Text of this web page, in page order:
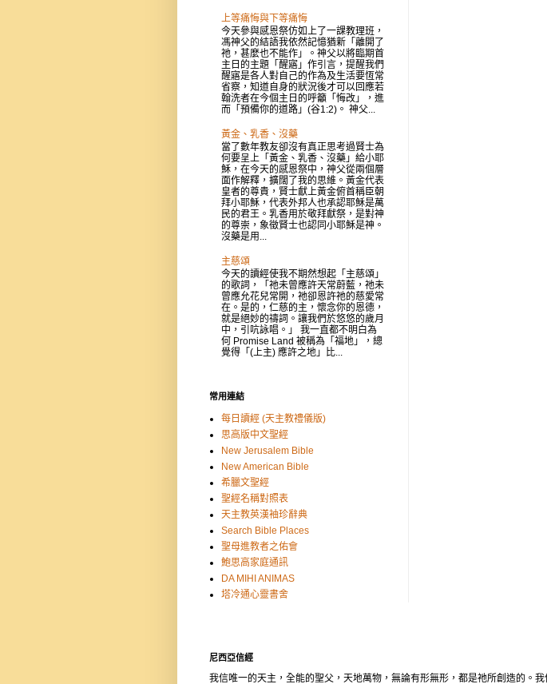
上等痛悔與下等痛悔
今天參與感恩祭仿如上了一課教理班，
馮神父的結語我依然記憶猶新「離開了
祂，甚麼也不能作」。神父以將臨期首
主日的主題「醒寤」作引言，提醒我們
醒寤是各人對自己的作為及生活要恆常
省察，知道自身的狀況後才可以回應若
翰洗者在今個主日的呼籲「悔改」，進
而「預備你的道路」(谷1:2)。 神父...
黃金、乳香、沒藥
當了數年教友卻沒有真正思考過賢士為
何要呈上「黃金、乳香、沒藥」給小耶
穌，在今天的感恩祭中，神父從兩個層
面作解釋，擴闊了我的思維。黃金代表
皇者的尊貴，賢士獻上黃金俯首稱臣朝
拜小耶穌，代表外邦人也承認耶穌是萬
民的君王。乳香用於敬拜獻祭，是對神
的尊崇，象徵賢士也認同小耶穌是神。
沒藥是用...
主慈頌
今天的讀經使我不期然想起「主慈頌」
的歌詞，「祂未曾應許天常蔚藍，祂未
曾應允花兒常開，祂卻恩許祂的慈愛常
在。是的，仁慈的主，懷念你的恩德，
就是絕妙的禱詞。讓我們於悠悠的歲月
中，引吭詠唱。」 我一直都不明白為
何 Promise Land 被稱為「福地」，總
覺得「(上主) 應許之地」比...
常用連結
每日讀經 (天主教禮儀版)
思高版中文聖經
New Jerusalem Bible
New American Bible
希臘文聖經
聖經名稱對照表
天主教英漢袖珍辭典
Search Bible Places
聖母進教者之佑會
鮑思高家庭通訊
DA MIHI ANIMAS
塔冷通心靈書舍
尼西亞信經
我信唯一的天主，全能的聖父，天地萬物，無論有形無形，都是祂所創造的。